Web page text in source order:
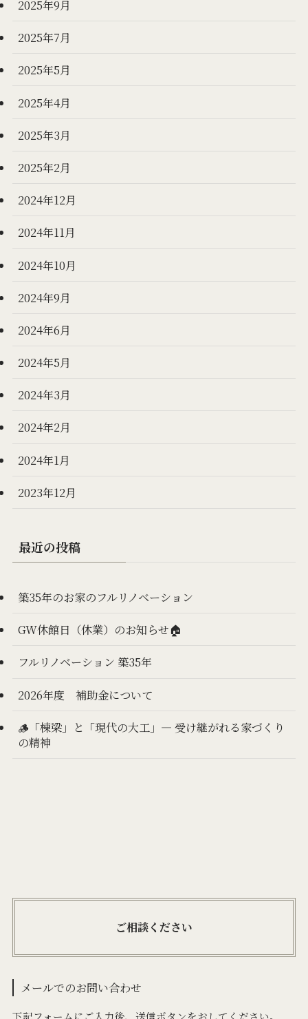
2025年9月
2025年7月
2025年5月
2025年4月
2025年3月
2025年2月
2024年12月
2024年11月
2024年10月
2024年9月
2024年6月
2024年5月
2024年3月
2024年2月
2024年1月
2023年12月
最近の投稿
築35年のお家のフルリノベーション
GW休館日（休業）のお知らせ🏠
フルリノベーション 築35年
2026年度 補助金について
🪵「棟梁」と「現代の大工」— 受け継がれる家づくり
の精神
ご相談ください
メールでのお問い合わせ
下記フォームにご入力後、送信ボタンをおしてください。